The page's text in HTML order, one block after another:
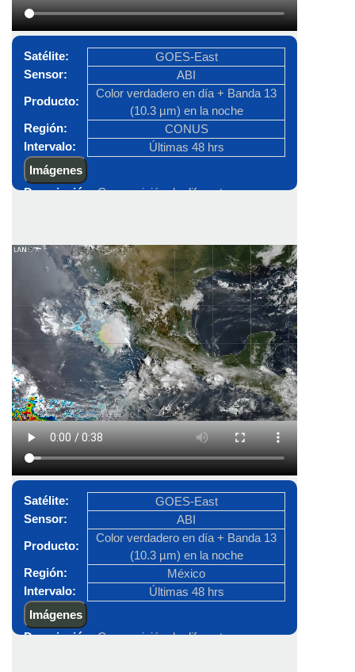
Satélite:
GOES-East
Sensor:
ABI
Producto:
Color verdadero en día + Banda 13
(10.3 µm) en la noche
Región:
CONUS
Intervalo:
Últimas 48 hrs
Imágenes
Descripción:Composición de diferentes
permite ver las imágenes como si fueran vistos
con los ojos humanos desde el espacio. En la
noche se observa la Banda 13 (10.3 µm) que
resalta la temperatura del tope de las nubes altas
en diferentes colores, y de fondo se encuentran
las luces de las ciudades que provienen de una
base de datos estática derivada de VIIRS.
Satélite:
GOES-East
Sensor:
ABI
Producto:
Color verdadero en día + Banda 13
(10.3 µm) en la noche
Región:
México
Intervalo:
Últimas 48 hrs
Imágenes
Descripción:Composición de diferentes